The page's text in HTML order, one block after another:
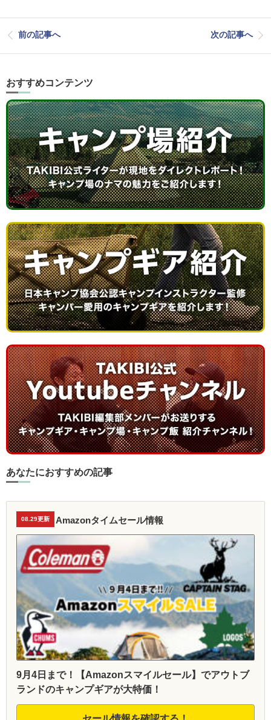
前の記事へ 次の記事へ
おすすめコンテンツ
あなたにおすすめの記事
08.29更新 Amazonタイムセール情報
9月4日まで！【Amazonスマイルセール】でアウトブ
ランドのキャンプギアが大特価！